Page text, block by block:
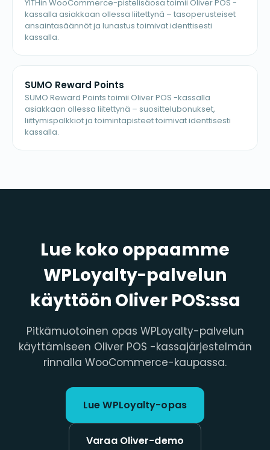
YITHin WooCommerce-pistelisäosa toimii Oliver POS -
kassalla asiakkaan ollessa liitettynä – tasoperusteiset
ansaintasäännöt ja lunastus toimivat identtisesti
kassalla.
SUMO Reward Points
SUMO Reward Points toimii Oliver POS -kassalla
asiakkaan ollessa liitettynä – suosittelubonukset,
liittymispalkkiot ja toimintapisteet toimivat identtisesti
kassalla.
Lue koko oppaamme
WPLoyalty-palvelun
käyttöön Oliver POS:ssa
Pitkämuotoinen opas WPLoyalty-palvelun
käyttämiseen Oliver POS -kassajärjestelmän
rinnalla WooCommerce-kaupassa.
Lue WPLoyalty-opas
Varaa Oliver-demo